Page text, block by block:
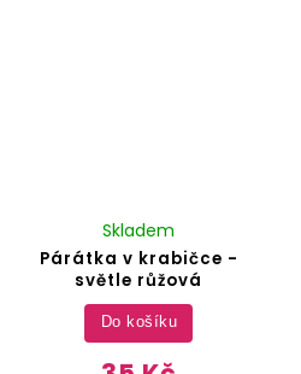
Párátka v krabičce -
světle růžová
Skladem
Do košíku